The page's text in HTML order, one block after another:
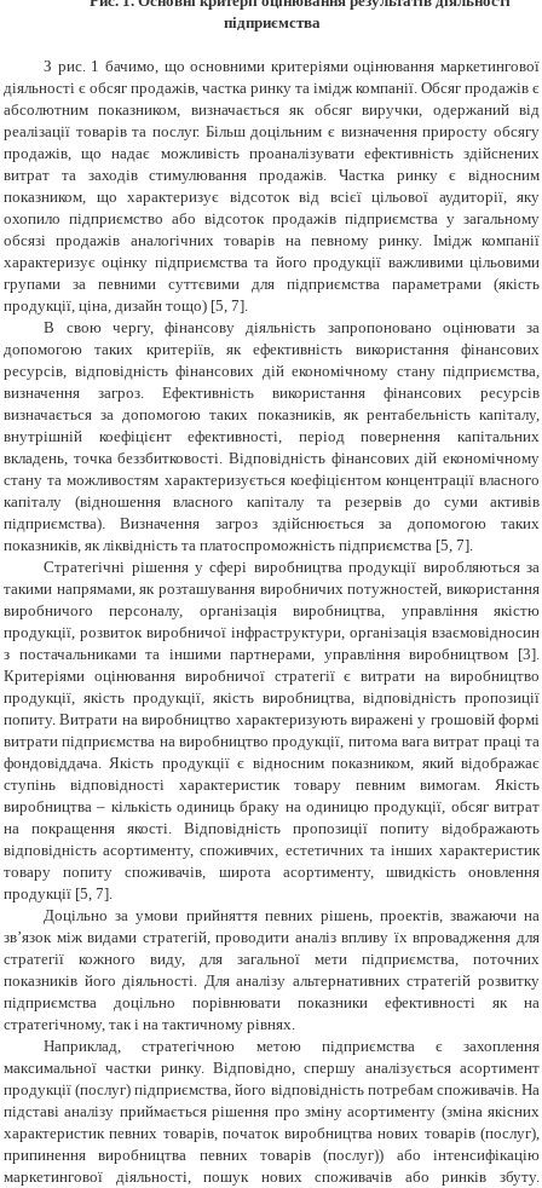
підприємства
З рис. 1 бачимо, що основними критеріями оцінювання маркетингової
діяльності є обсяг продажів, частка ринку та імідж компанії. Обсяг продажів є
абсолютним показником, визначається як обсяг виручки, одержаний від
реалізації товарів та послуг. Більш доцільним є визначення приросту обсягу
продажів, що надає можливість проаналізувати ефективність здійснених
витрат та заходів стимулювання продажів. Частка ринку є відносним
показником, що характеризує відсоток від всієї цільової аудиторії, яку
охопило підприємство або відсоток продажів підприємства у загальному
обсязі продажів аналогічних товарів на певному ринку. Імідж компанії
характеризує оцінку підприємства та його продукції важливими цільовими
групами за певними суттєвими для підприємства параметрами (якість
продукції, ціна, дизайн тощо) [5, 7].
В свою чергу, фінансову діяльність запропоновано оцінювати за
допомогою таких критеріїв, як ефективність використання фінансових
ресурсів, відповідність фінансових дій економічному стану підприємства,
визначення загроз. Ефективність використання фінансових ресурсів
визначається за допомогою таких показників, як рентабельність капіталу,
внутрішній коефіцієнт ефективності, період повернення капітальних
вкладень, точка беззбитковості. Відповідність фінансових дій економічному
стану та можливостям характеризується коефіцієнтом концентрації власного
капіталу (відношення власного капіталу та резервів до суми активів
підприємства). Визначення загроз здійснюється за допомогою таких
показників, як ліквідність та платоспроможність підприємства [5, 7].
Стратегічні рішення у сфері виробництва продукції виробляються за
такими напрямами, як розташування виробничих потужностей, використання
виробничого персоналу, організація виробництва, управління якістю
продукції, розвиток виробничої інфраструктури, організація взаємовідносин
з постачальниками та іншими партнерами, управління виробництвом [3].
Критеріями оцінювання виробничої стратегії є витрати на виробництво
продукції, якість продукції, якість виробництва, відповідність пропозиції
попиту. Витрати на виробництво характеризують виражені у грошовій формі
витрати підприємства на виробництво продукції, питома вага витрат праці та
фондовіддача. Якість продукції є відносним показником, який відображає
ступінь відповідності характеристик товару певним вимогам. Якість
виробництва – кількість одиниць браку на одиницю продукції, обсяг витрат
на покращення якості. Відповідність пропозиції попиту відображають
відповідність асортименту, споживчих, естетичних та інших характеристик
товару попиту споживачів, широта асортименту, швидкість оновлення
продукції [5, 7].
Доцільно за умови прийняття певних рішень, проектів, зважаючи на
зв’язок між видами стратегій, проводити аналіз впливу їх впровадження для
стратегії кожного виду, для загальної мети підприємства, поточних
показників його діяльності. Для аналізу альтернативних стратегій розвитку
підприємства доцільно порівнювати показники ефективності як на
стратегічному, так і на тактичному рівнях.
Наприклад, стратегічною метою підприємства є захоплення
максимальної частки ринку. Відповідно, спершу аналізується асортимент
продукції (послуг) підприємства, його відповідність потребам споживачів. На
підставі аналізу приймається рішення про зміну асортименту (зміна якісних
характеристик певних товарів, початок виробництва нових товарів (послуг),
припинення виробництва певних товарів (послуг)) або інтенсифікацію
маркетингової діяльності, пошук нових споживачів або ринків збуту.